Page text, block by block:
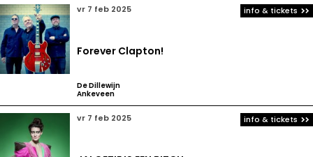
vr 7 feb 2025
Forever Clapton!
De Dillewijn
Ankeveen
info & tickets
vr 7 feb 2025 info & tickets